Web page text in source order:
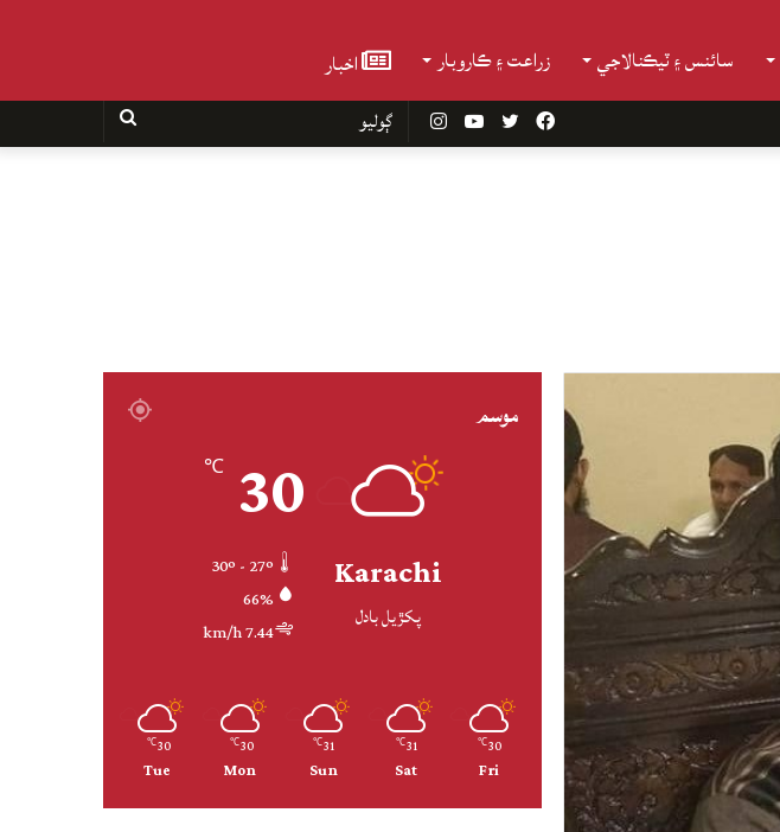
سائنس ۽ ٽيڪنالاجي زراعت ۽ ڪاروبار اخبار
InstagramYouTube Twitter
Facebook
موسم
Karachi
پکڙيل بادل
30
℃
66%
7.44 km/h
30
℃
Fri
31
℃
Sat
31
℃
Sun
30
℃
Mon
30
℃
Tue